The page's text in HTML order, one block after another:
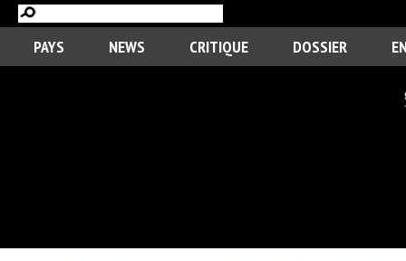
PAYS NEWS CRITIQUE DOSSIER